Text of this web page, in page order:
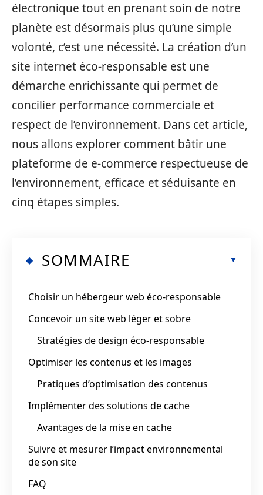
électronique tout en prenant soin de notre
planète est désormais plus qu’une simple
volonté, c’est une nécessité. La création d’un
site internet éco-responsable est une
démarche enrichissante qui permet de
concilier performance commerciale et
respect de l’environnement. Dans cet article,
nous allons explorer comment bâtir une
plateforme de e-commerce respectueuse de
l’environnement, efficace et séduisante en
cinq étapes simples.
SOMMAIRE
Choisir un hébergeur web éco-responsable
Concevoir un site web léger et sobre
Stratégies de design éco-responsable
Optimiser les contenus et les images
Pratiques d’optimisation des contenus
Implémenter des solutions de cache
Avantages de la mise en cache
Suivre et mesurer l’impact environnemental
de son site
FAQ